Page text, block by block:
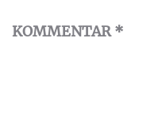
KOMMENTAR*